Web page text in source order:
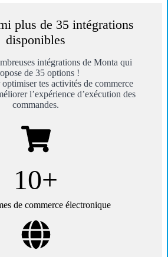
plus de 35 intégrations
disponibles
intégrations de Monta qui
de 35 options !
tes activités de commerce
l’expérience d’exécution des
commandes.
10+
de commerce électronique